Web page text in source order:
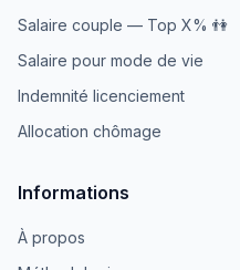
Salaire couple — Top X% 👫
Salaire pour mode de vie
Indemnité licenciement
Allocation chômage
Informations
À propos